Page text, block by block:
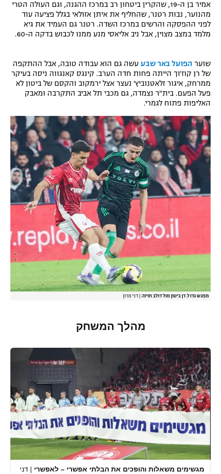
המגזין
אמיר בן ה-19, שהקרין ביטחון רב במרכז ההגנה, וגם העולה הטרי
מהנוער, נבות רטנר, שהחליף את איתן אזולאי בגלל פציעה עוד
לפני ההפסקה והרשים במרכז השדה. רטנר גם העמיד את גיא
מלמד במצב מצוין, אבל ניב אליאסי מנע ממנו לכבוש בדקה ה-60.
שוער הפועל באר שבע עשה גם הוא עבודה טובה, אבל ההתקפה
של רן קוז'וך הייתה פחות חדה הערב. קינגס קאנגווה ניסה בעיקר
ממרחק, איגור זלאטנוביץ' נעצר אצל ירמקוב והקסם של ביטון לא
פעל הפעם. בית"ר נצמדה, גם מכבי תל אביב התקרבה ומאבק
האליפות פתוח לגמרי.
מפגש גדול. דן ביטון מול דולב חזיזה דני מרון
מהלך המשחק
מגשימים משאלות והופכים את הבלתי אפשרי – לאפשרי | דני